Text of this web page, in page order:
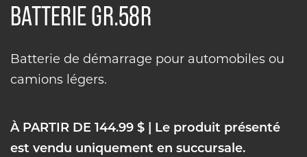
BATTERIE GR.58R
Batterie de démarrage pour automobiles ou
camions légers.
À PARTIR DE 144.99 $
| Le produit présenté
est vendu uniquement en succursale.